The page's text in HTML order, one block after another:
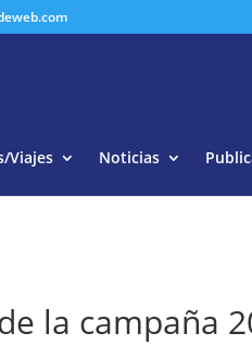
Viajes Noticias
la campaña